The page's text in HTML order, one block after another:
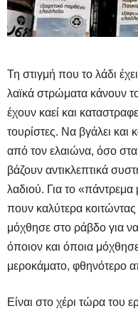
Τη στιγμή που το λάδι
λαϊκά στρώματα κάνουν
έχουν καεί και
τουρίστες. Να βγάλει
από τον ελαιώνα, όσο
βάζουν αντικλεπτικά
λαδιού. Για το
πουν καλύτερα
μόχθησε στο ράβδο για να
όποιον και όποια
μεροκάματο, φθηνότερο
Είναι στο χέρι τώρα του